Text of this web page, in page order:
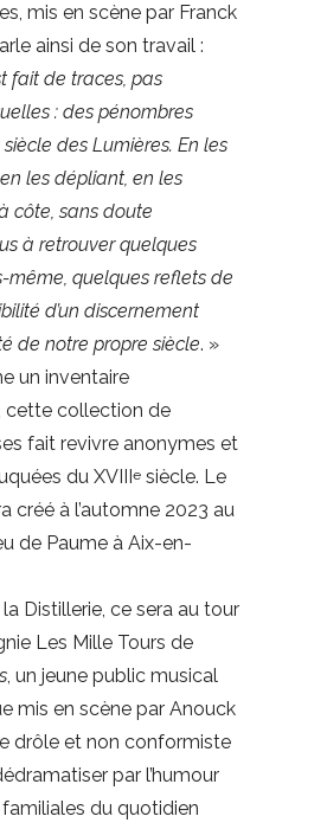
mis en scène par Franck
ainsi de son travail :
fait de traces, pas
: des pénombres
des Lumières. En les
les dépliant, en les
côte, sans doute
à retrouver quelques
même, quelques reflets de
d’un discernement
de notre propre siècle. »
un inventaire
cette collection de
fait revivre anonymes et
du XVIII
e siècle. Le
créé à l’automne 2023 au
de Paume à Aix-en-
la Distillerie, ce sera au tour
Les Mille Tours de
, un jeune public musical
mis en scène par Anouck
drôle et non conformiste
par l’humour
du quotidien